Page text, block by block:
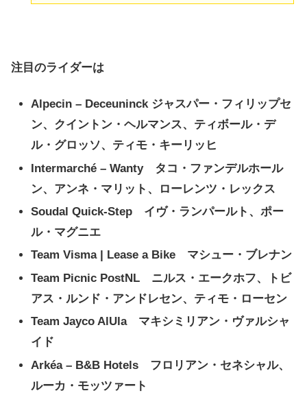
注目のライダーは
Alpecin – Deceuninck ジャスパー・フィリップセ
ン、クイントン・ヘルマンス、ティボール・デ
ル・グロッソ、ティモ・キーリッヒ
Intermarché – Wanty タコ・ファンデルホール
ン、アンネ・マリット、ローレンツ・レックス
Soudal Quick-Step イヴ・ランパールト、ポー
ル・マグニエ
Team Visma | Lease a Bike マシュー・ブレナン
Team Picnic PostNL ニルス・エークホフ、トビ
アス・ルンド・アンドレセン、ティモ・ローセン
Team Jayco AlUla マキシミリアン・ヴァルシャ
イド
Arkéa – B&B Hotels フロリアン・セネシャル、
ルーカ・モッツァート